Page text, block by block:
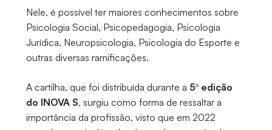
Nele, é possível ter maiores conhecimentos sobre
Psicologia Social, Psicopedagogia, Psicologia
Jurídica, Neuropsicologia, Psicologia do Esporte e
outras diversas ramificações.
A cartilha, que foi distribuída durante a 5º edição
do INOVA S, surgiu como forma de ressaltar a
importância da profissão, visto que em 2022